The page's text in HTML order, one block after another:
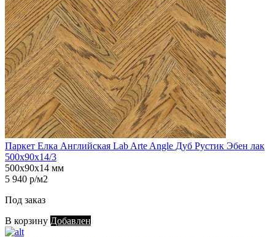
Паркет Елка Английская Lab Arte Angle Дуб Рустик Эбен лак
500х90х14/3
500х90х14 мм
5 940 р/м2
Под заказ
В корзину Добавлен